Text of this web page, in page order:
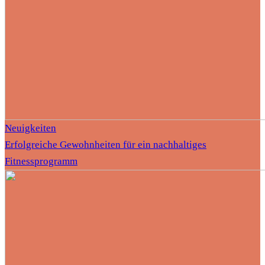
Neuigkeiten
Erfolgreiche Gewohnheiten für ein nachhaltiges
Fitnessprogramm